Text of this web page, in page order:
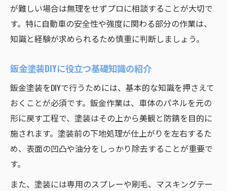
が難しい場合は無理をせずプロに相談することが大切で
す。特に自動車の安全性や強度に関わる部分の作業は、
知識と経験が求められるため慎重に判断しましょう。
鈑金塗装DIYに役立つ基礎知識の紹介
鈑金塗装をDIYで行うためには、基本的な知識を押さえて
おくことが必須です。鈑金作業は、車体のパネルを元の
形に戻す工程で、塗装はその上から美観と防錆を目的に
施されます。塗装前の下地処理が仕上がりを左右するた
め、表面の凹凸や油分をしっかり除去することが重要で
す。
また、塗装には専用のスプレーや刷毛、マスキングテー